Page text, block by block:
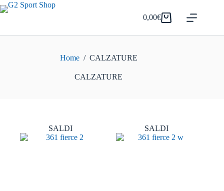
Salta
al
Carrello
0,00€
Home / CALZATURE
CALZATURE
SALDI SALDI